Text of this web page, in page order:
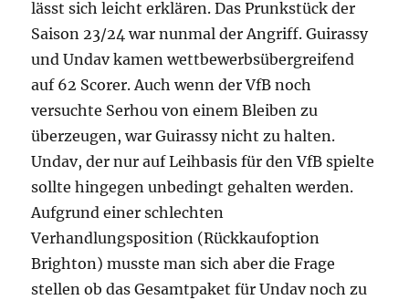
lässt sich leicht erklären. Das Prunkstück der
Saison 23/24 war nunmal der Angriff. Guirassy
und Undav kamen wettbewerbsübergreifend
auf 62 Scorer. Auch wenn der VfB noch
versuchte Serhou von einem Bleiben zu
überzeugen, war Guirassy nicht zu halten.
Undav, der nur auf Leihbasis für den VfB spielte
sollte hingegen unbedingt gehalten werden.
Aufgrund einer schlechten
Verhandlungsposition (Rückkaufoption
Brighton) musste man sich aber die Frage
stellen ob das Gesamtpaket für Undav noch zu